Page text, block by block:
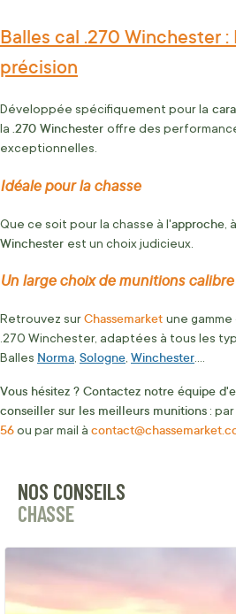
Balles cal .270 Winchester
précision
Développée spécifiquement pour la
la .270 Winchester offre des
exceptionnelles.
Idéale pour la chasse
Que ce soit pour la chasse à l'approche ,
Winchester est un choix judicieux.
Un large choix de munitions
Retrouvez surChassemarket une
.270 Winchester, adaptées à tous les
Balles Norma Sologne Winchester
Vous hésitez ? Contactez notre équipe
conseiller sur les meilleurs munitions :
56ou par mail à
NOS CONSEILS
CHASSE